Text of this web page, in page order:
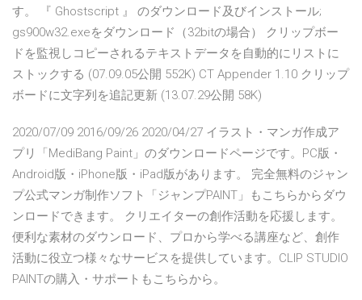
す。 『 Ghostscript 』 のダウンロード及びインストール;
gs900w32.exeをダウンロード（32bitの場合） クリップボー
ドを監視しコピーされるテキストデータを自動的にリストに
ストックする (07.09.05公開 552K) CT Appender 1.10 クリップ
ボードに文字列を追記更新 (13.07.29公開 58K)
2020/07/09 2016/09/26 2020/04/27 イラスト・マンガ作成ア
プリ「MediBang Paint」のダウンロードページです。PC版・
Android版・iPhone版・iPad版があります。 完全無料のジャン
プ公式マンガ制作ソフト「ジャンプPAINT」もこちらからダウ
ンロードできます。 クリエイターの創作活動を応援します。
便利な素材のダウンロード、プロから学べる講座など、創作
活動に役立つ様々なサービスを提供しています。CLIP STUDIO
PAINTの購入・サポートもこちらから。